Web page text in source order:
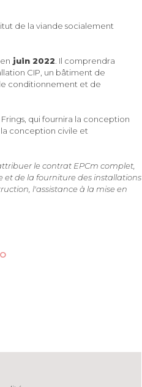
de la viande socialement
juin 2022 . Il comprendra
CIP, un bâtiment de
conditionnement et de
qui fournira la conception
conception civile et
le contrat EPCm complet,
et de la fourniture des installations
l'assistance à la mise en